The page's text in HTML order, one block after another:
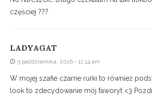
częściej ???
LADYAGAT
5 października, 2016 - 11:14 am
W mojej szafie czarne rurki to również
look to zdecydowanie mój faworyt <3